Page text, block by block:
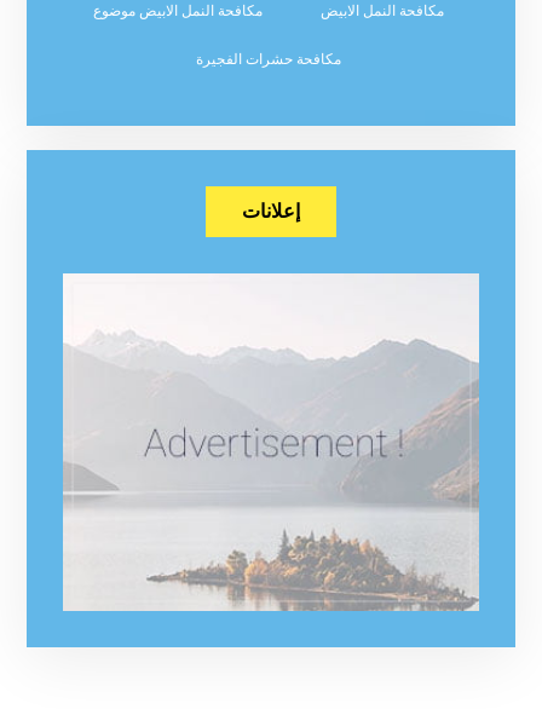
مكافحة النمل الابيض مكافحة النمل الابيض موضوع
مكافحة حشرات الفجيرة
إعلانات